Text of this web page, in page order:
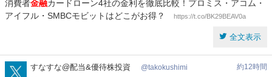
消費者金融カードローン4社の金利を徹底比較！プロミス・アコム・
アイフル・SMBCモビットはどこがお得？
https://t.co/BK29BEAV0a
全文表示
takokushimi
すなすな@配当&優待株投資 takokushimi
約12時間